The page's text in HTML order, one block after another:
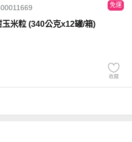
免運
玉米粒 (340公克x12罐/箱)
收藏